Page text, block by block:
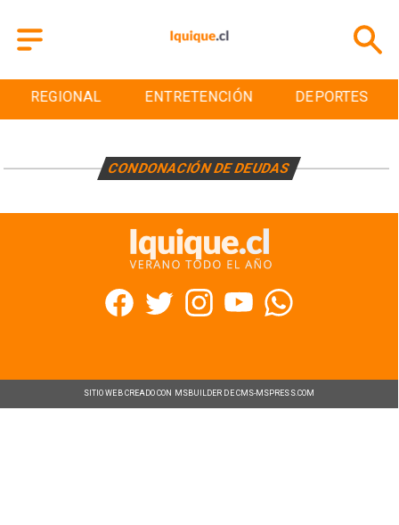
REGIONAL ENTRETENCIÓN DEPORTES
CONDONACIÓN DE DEUDAS
SITIO WEB CREADO CON MSBUILDER DE CMS-MSPRESS.COM